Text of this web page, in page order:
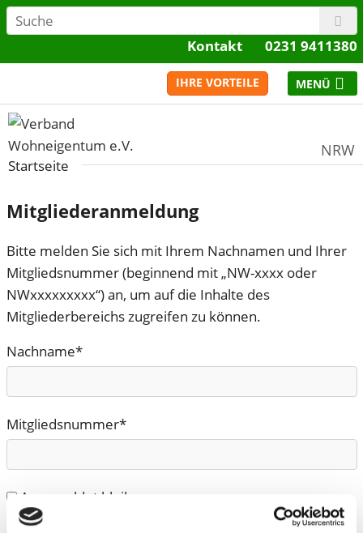
Kontakt 0231 9411380
IHRE VORTEILE
NRW
Startseite
Mitgliederanmeldung
Bitte melden Sie sich mit Ihrem Nachnamen und Ihrer
Mitgliedsnummer (beginnend mit „NW-xxxx oder
NWxxxxxxxxx“) an, um auf die Inhalte des
Mitgliederbereichs zugreifen zu können.
Nachname*
Mitgliedsnummer*
Angemeldet bleiben